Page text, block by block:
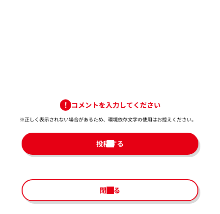
コメントを入力してください
※正しく表示されない場合があるため、環境依存文字の使用はお控えください。​
投稿する
閉じる